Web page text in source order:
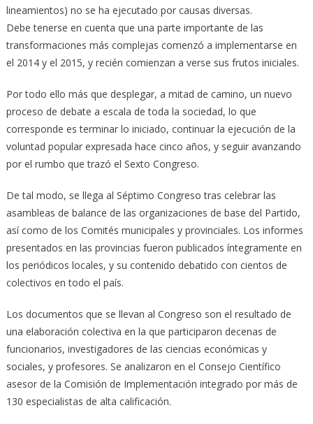
lineamientos) no se ha ejecutado por causas diversas.
Debe tenerse en cuenta que una parte importante de las
transformaciones más complejas comenzó a implementarse en
el 2014 y el 2015, y recién comienzan a verse sus frutos iniciales.
Por todo ello más que desplegar, a mitad de camino, un nuevo
proceso de debate a escala de toda la sociedad, lo que
corresponde es terminar lo iniciado, continuar la ejecución de la
voluntad popular expresada hace cinco años, y seguir avanzando
por el rumbo que trazó el Sexto Congreso.
De tal modo, se llega al Séptimo Congreso tras celebrar las
asambleas de balance de las organizaciones de base del Partido,
así como de los Comités municipales y provinciales. Los informes
presentados en las provincias fueron publicados íntegramente en
los periódicos locales, y su contenido debatido con cientos de
colectivos en todo el país.
Los documentos que se llevan al Congreso son el resultado de
una elaboración colectiva en la que participaron decenas de
funcionarios, investigadores de las ciencias económicas y
sociales, y profesores. Se analizaron en el Consejo Científico
asesor de la Comisión de Implementación integrado por más de
130 especialistas de alta calificación.